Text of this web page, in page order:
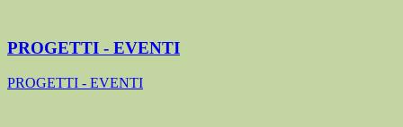
PROGETTI - EVENTI
PROGETTI - EVENTI